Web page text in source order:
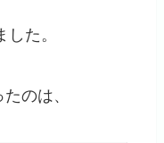
た。
のは、